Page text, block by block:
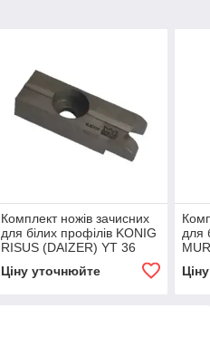
Комплект ножів зачисних
для білих профілів KONIG
RISUS (DAIZER) YT 36
Ціну уточнюйте
для